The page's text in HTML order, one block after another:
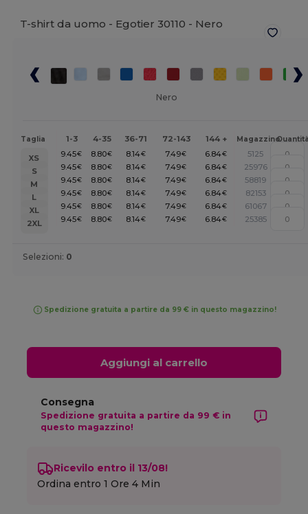
T-shirt da uomo - Egotier 30110 - Nero
Nero
Taglia 1-3 4-35 36-71 72-143 144 + Magazzino
XS 9.45€ 8.80€ 8.14€ 7.49€ 6.84€
5125
S
9.45€ 8.80€ 8.14€ 7.49€ 6.84€
25976
M
9.45€ 8.80€ 8.14€ 7.49€ 6.84€
58819
L
9.45€ 8.80€ 8.14€ 7.49€ 6.84€
82153
XL
9.45€ 8.80€ 8.14€ 7.49€ 6.84€
61067
2XL
9.45€ 8.80€ 8.14€ 7.49€ 6.84€ 25385
Selezioni: 0
Spedizione gratuita a partire da 99 € in questo magazzino!
Aggiungi al carrello
Consegna
Spedizione gratuita a partire da 99 € in
questo magazzino!
Ricevilo entro il 13/08!
Ordina entro1 Ore 4 Min